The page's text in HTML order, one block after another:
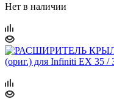
Нет в наличии